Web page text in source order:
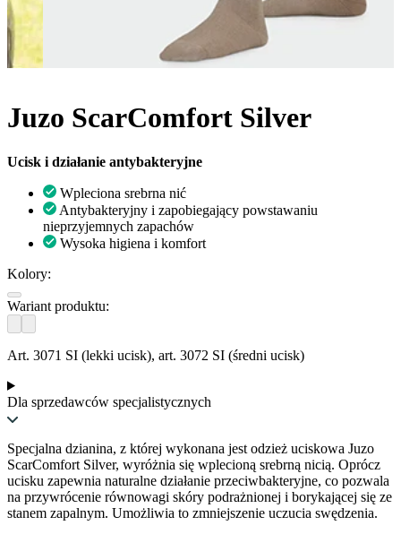
Juzo ScarComfort Silver
Ucisk i działanie antybakteryjne
Wpleciona srebrna nić
Antybakteryjny i zapobiegający powstawaniu
nieprzyjemnych zapachów
Wysoka higiena i komfort
Kolory:
Wariant produktu:
Art. 3071 SI (lekki ucisk), art. 3072 SI (średni ucisk)
Dla sprzedawców specjalistycznych
Specjalna dzianina, z której wykonana jest odzież uciskowa Juzo
ScarComfort Silver, wyróżnia się wplecioną srebrną nicią. Oprócz
ucisku zapewnia naturalne działanie przeciwbakteryjne, co pozwala
na przywrócenie równowagi skóry podrażnionej i borykającej się ze
stanem zapalnym. Umożliwia to zmniejszenie uczucia swędzenia.